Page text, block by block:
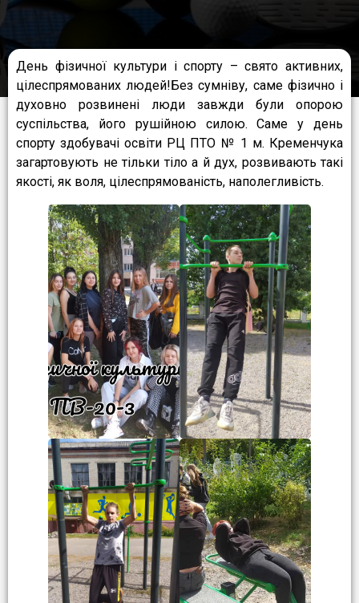
День фізичної культури і спорту – свято активних,
цілеспрямованих людей!Без сумніву, саме фізично і
духовно розвинені люди завжди були опорою
суспільства, його рушійною силою. Саме у день
спорту здобувачі освіти РЦ ПТО № 1 м. Кременчука
загартовують не тільки тіло а й дух, розвивають такі
якості, як воля, цілеспрямованість, наполегливість.